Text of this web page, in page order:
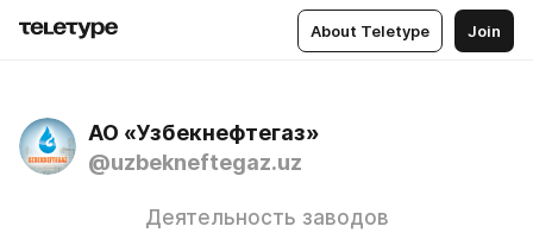
About Teletype Join
АО «Узбекнефтегаз»
@uzbekneftegaz.uz
Деятельность заводов